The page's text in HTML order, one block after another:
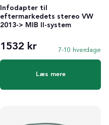
Infodapter til
eftermarkedets stereo VW
2013-> MIB II-system
1532 kr 7-10 hverdage
Læs mere